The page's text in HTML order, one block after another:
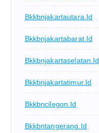
Bkkbnjakartautara.id
Bkkbnjakartabarat.id
Bkkbnjakartaselatan.id
Bkkbnjakartatimur.id
Bkkbncilegon.id
Bkkbntangerang.id